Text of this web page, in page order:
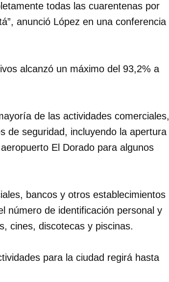
todas las cuarentenas por
anunció López en una conferencia
alcanzó un máximo del 93,2% a
de las actividades comerciales,
de seguridad, incluyendo la apertura
El Dorado para algunos
bancos y otros establecimientos
número de identificación personal y
cines, discotecas y piscinas.
para la ciudad regirá hasta